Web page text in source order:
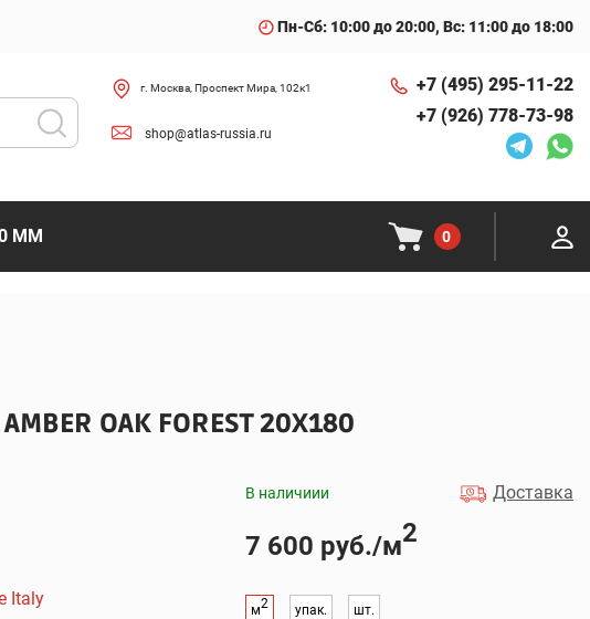
Пн-Сб: 10:00 до 20:00, Вс: 11:00 до 18:00
г. Москва, Проспект Мира, 102к1
shop@atlas-russia.ru
+7 (495) 295-11-22
+7 (926) 778-73-98
ММ 0
OAK FOREST 20X180
Italy
В наличиии Доставка
7 600 руб./м2
м2 упак. шт.